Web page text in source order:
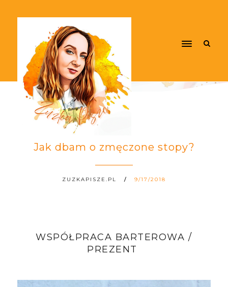
Jak dbam o zmęczone stopy?
ZUZKAPISZE.PL 9/17/2018
WSPÓŁPRACA BARTEROWA /
PREZENT